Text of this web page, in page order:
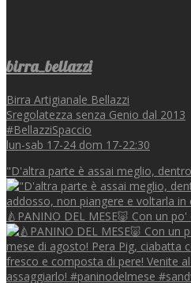
birra_bellazzi
Birra Artigianale Bellazzi
Sregolatezza senza Genio dal 2013
#BellazziSpaccio
lun-sab 17-24 dom 17-22:30
"D'altra parte è assai meglio,
🍐PANINO DEL MESE🐷 Con un